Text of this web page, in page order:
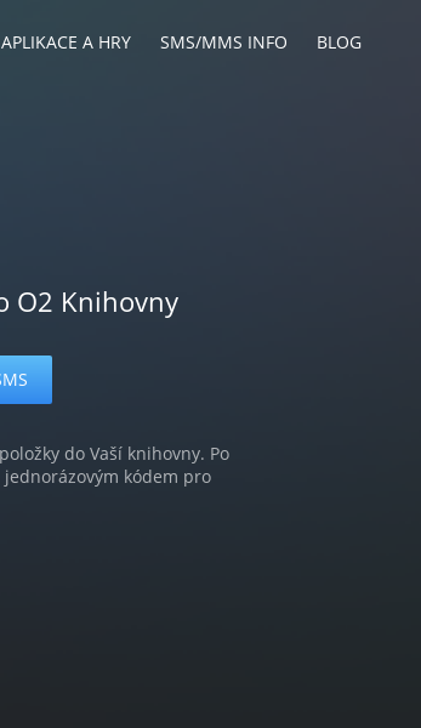
APLIKACE A HRY SMS/MMS INFO BLOG
O2 Knihovny
do Vaší knihovny. Po
kódem pro